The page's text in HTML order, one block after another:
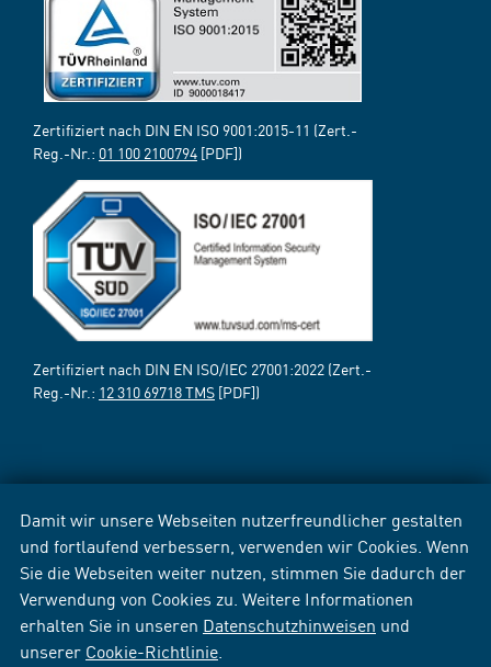
Damit wir unsere Webseiten nutzerfreundlicher gestalten
und fortlaufend verbessern, verwenden wir Cookies. Wenn
Sie die Webseiten weiter nutzen, stimmen Sie dadurch der
Verwendung von Cookies zu. Weitere Informationen
erhalten Sie in unseren Datenschutzhinweisen und
unserer Cookie-Richtlinie
Zertifiziert nach DIN EN ISO 9001:2015-11 (Zert.-
Reg.-Nr.: 01 100 2100794 [PDF])
Zertifiziert nach DIN EN ISO/IEC 27001:2022 (Zert.-
Reg.-Nr.: 12 310 69718 TMS [PDF])